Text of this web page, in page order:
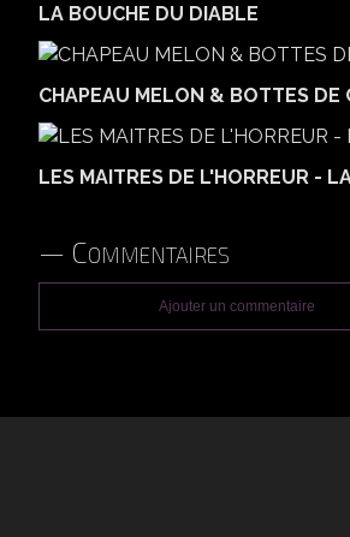
LA BOUCHE DU DIABLE
CHAPEAU MELON & BOTTES DE
LES MAITRES DE L'HORREUR -
Commentaires
Ajouter un commentaire